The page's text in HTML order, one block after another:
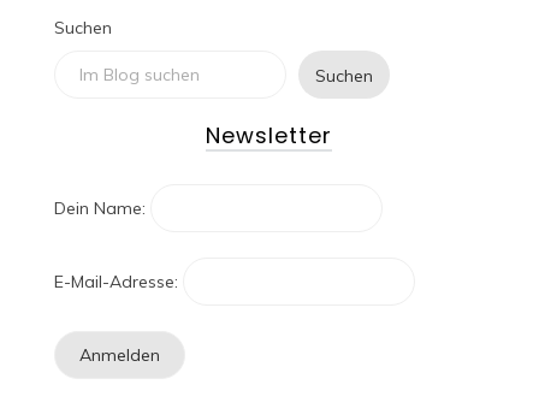
Suchen
Suchen
Newsletter
Dein Name:
E-Mail-Adresse: